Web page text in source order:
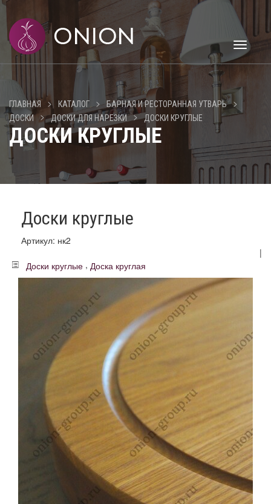
Toggle
ГЛАВНАЯ > КАТАЛОГ > БАРНАЯ И РЕСТОРАННАЯ УТВАРЬ >
ДОСКИ > ДОСКИ ДЛЯ НАРЕЗКИ > ДОСКИ КРУГЛЫЕ
ДОСКИ КРУГЛЫЕ
Доски круглые
Артикул: нк2
|
Доски круглые , Доска круглая